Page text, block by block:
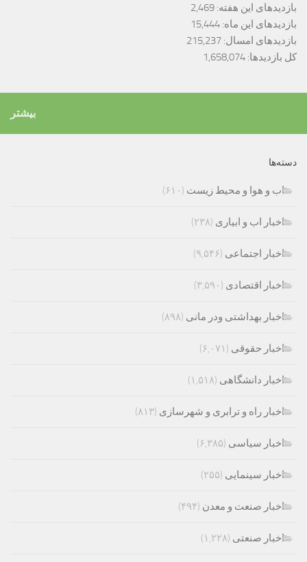
بازدیدهای این هفته: 2,469
بازدیدهای این ماه: 15,444
بازدیدهای امسال: 215,237
کل بازدیدها: 1,658,074
بیشتر
دسته‌ها
اب و هوا و محیط زیست (۶۱۰)
اخبار اب و ابیاری (۲۳۸)
اخبار اجتماعی (۹,۵۴۶)
اخبار اقتصادی (۳,۵۹۰)
اخبار بهداشتی ودر مانی (۸۹۸)
اخبار حقوقی (۶,۰۷۱)
اخبار دانشگاهی (۱,۵۱۸)
اخبار راه و ترابری و شهرسازی (۸۱۳)
اخبار سیاسی (۶,۳۸۵)
اخبار سینمایی (۲۵۵)
اخبار صنعت و معدن (۴۹۴)
اخبار صنعتی (۱,۲۲۸)